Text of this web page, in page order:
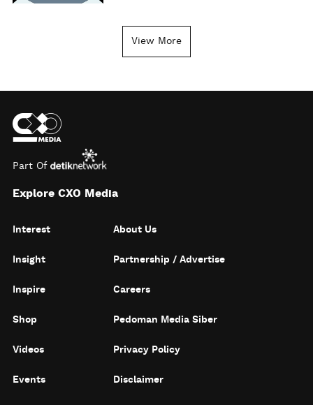
View More
Part Of
Explore CXO Media
Interest
Insight
Inspire
Shop
Videos
Events
About Us
Partnership / Advertise
Careers
Pedoman Media Siber
Privacy Policy
Disclaimer